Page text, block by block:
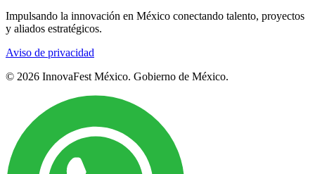
Impulsando la innovación en México conectando talento, proyectos
y aliados estratégicos.
Aviso de privacidad
© 2026 InnovaFest México. Gobierno de México.